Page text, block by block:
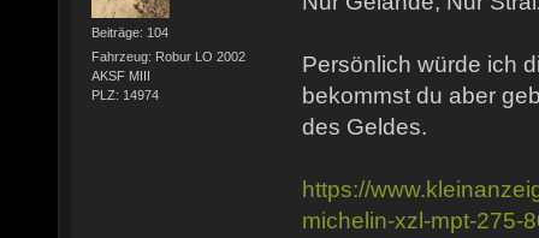
Beiträge: 104
Fahrzeug: Robur LO 2002
AKSF MIII
PLZ: 14974
Persönlich würde ich
bekommst du aber
des Geldes.
https://
michelin-xzl-mpt-275-